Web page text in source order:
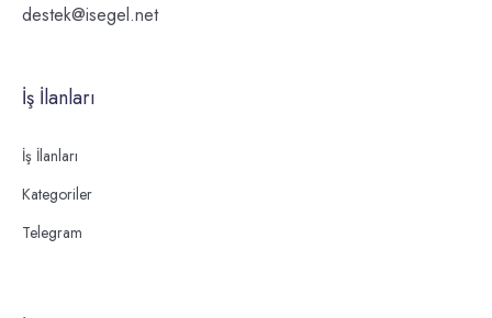
destek@isegel.net
İş İlanları
İş İlanları
Kategoriler
Telegram